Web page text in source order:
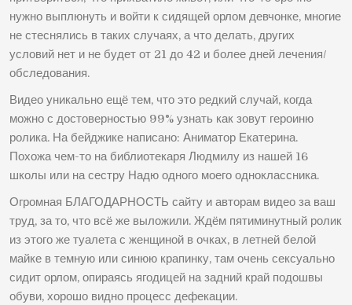
нужно выплюнуть и войти к сидящей орлом девчонке, многие
не стеснялись в таких случаях, а что делать, других
условий нет и не будет от 21 до 42 и более дней лечения/
обследования.
Видео уникально ещё тем, что это редкий случай, когда
можно с достоверностью 99% узнать как зовут героиню
ролика. На бейджике написано: Аниматор Екатерина.
Похожа чем-то на библиотекаря Людмилу из нашей 16
школы или на сестру Надю одного моего одноклассника.
Огромная БЛАГОДАРНОСТЬ сайту и авторам видео за ваш
труд, за то, что всё же выложили. Ждём пятиминутный ролик
из этого же туалета с женщиной в очках, в летней белой
майке в темную или синюю крапинку, там очень сексуально
сидит орлом, опираясь ягодицей на задний край подошвы
обуви, хорошо видно процесс дефекации.